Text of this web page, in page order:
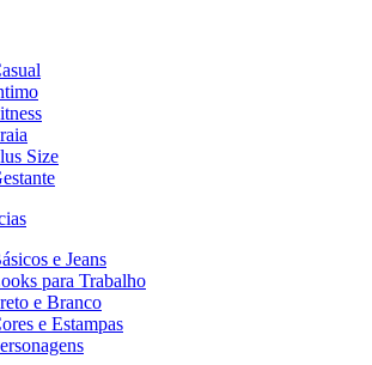
Size
e Jeans
para Trabalho
e Branco
e Estampas